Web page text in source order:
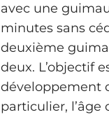
avec une
minutes sans
deuxième
deux. L’objectif
développement
particulier, l’âge